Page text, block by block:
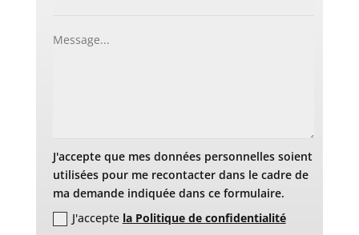
J'accepte que mes données personnelles soient
utilisées pour me recontacter dans le cadre de
ma demande indiquée dans ce formulaire.
J'accepte la Politique de confidentialité